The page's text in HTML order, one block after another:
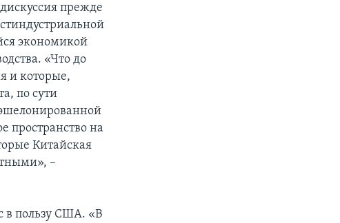
прежде
экономикой
«Что до
и которые,
по сути
пространство на
Китайская
–
в пользу США. «В